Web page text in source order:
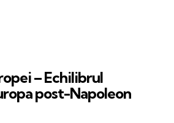
– Echilibrul
post-Napoleon